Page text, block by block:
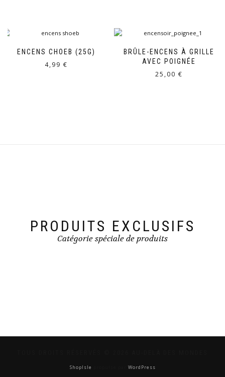
ENCENS CHOEB (25G)
4,99 €
BRÛLE-ENCENS À GRILLE
AVEC POIGNÉE
25,00 €
PRODUITS EXCLUSIFS
Catégorie spéciale de produits
ShopIsle WordPress